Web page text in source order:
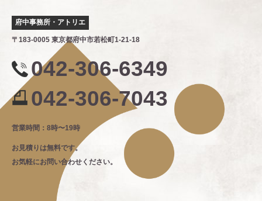
府中事務所・アトリエ
〒183-0005 東京都府中市若松町1-21-18
042-306-6349
042-306-7043
営業時間：8時〜19時
お見積りは無料です。
お気軽にお問い合わせください。